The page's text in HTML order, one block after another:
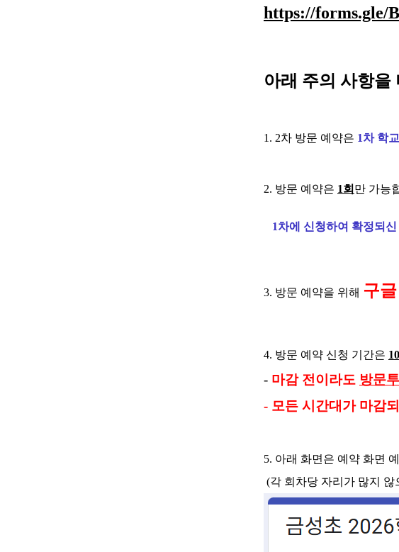
https://forms.gle/
아래 주의 사항을
1. 2차 방문 예약은 1차 학
2. 방문 예약은 1회 만 가능
1차에 신청하여 확정되
3. 방문 예약을 위해 구
4. 방문 예약 신청 기간은
- 마감 전이라도 방문
- 모든 시간대가 마감
5. 아래 화면은 예약 화면
(각 회차당 자리가 많지